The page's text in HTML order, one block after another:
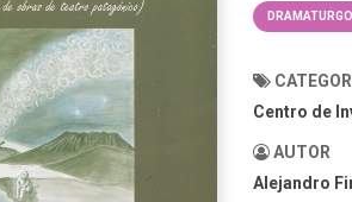
Centro de
AUTOR
Alejandro